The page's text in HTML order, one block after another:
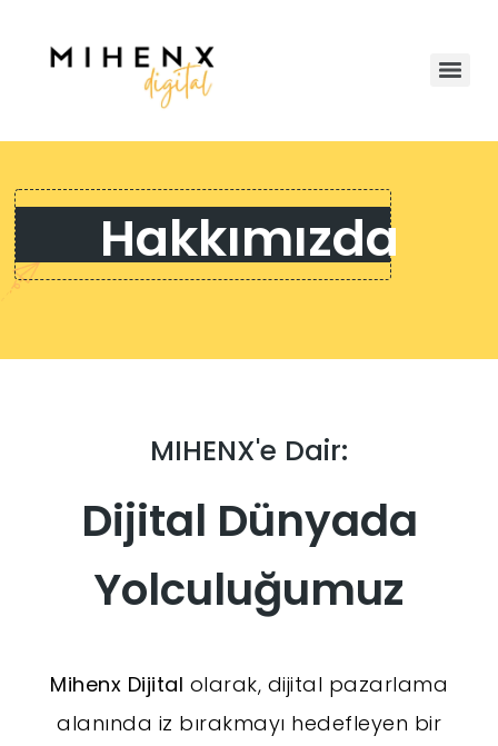
Hakkımızda
MIHENX'e Dair:
Dijital Dünyada
Yolculuğumuz
Mihenx Dijital olarak, dijital pazarlama
alanında iz bırakmayı hedefleyen bir